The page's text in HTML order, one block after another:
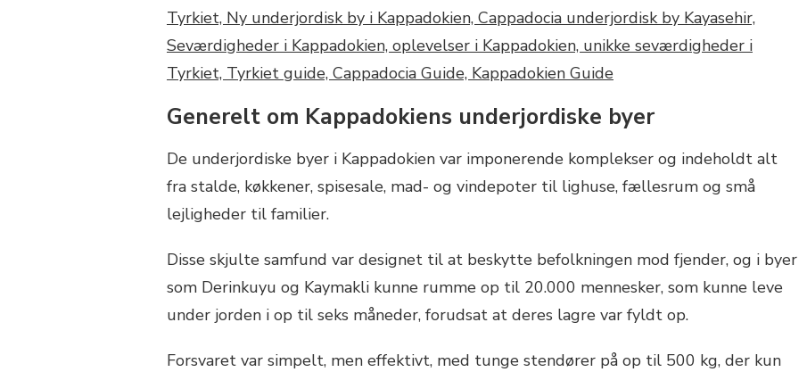
Generelt om Kappadokiens underjordiske byer
De underjordiske byer i Kappadokien var imponerende komplekser og indeholdt alt
fra stalde, køkkener, spisesale, mad- og vindepoter til lighuse, fællesrum og små
lejligheder til familier.
Disse skjulte samfund var designet til at beskytte befolkningen mod fjender, og i byer
som Derinkuyu og Kaymakli kunne rumme op til 20.000 mennesker, som kunne leve
under jorden i op til seks måneder, forudsat at deres lagre var fyldt op.
Forsvaret var simpelt, men effektivt, med tunge stendører på op til 500 kg, der kun